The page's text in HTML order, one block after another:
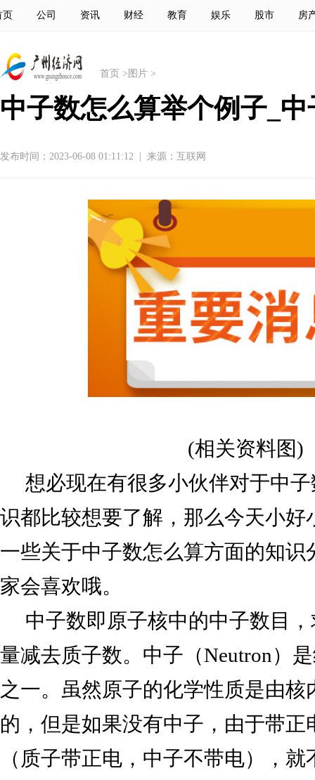
页 公司 资讯 财经 教育 娱乐 股市 房
首页 > 图片 >
中子数怎么算举个例子_
发布时间：2023-06-08 01:11:12 来源：互联网
(相关资料图)
想必现在有很多小伙伴对于中
识都比较想要了解，那么今天小好
一些关于中子数怎么算方面的知识
家会喜欢哦。
中子数即原子核中的中子数目
量减去质子数。中子（Neutron）
之一。虽然原子的化学性质是由核
的，但是如果没有中子，由于带正
（质子带正电，中子不带电），